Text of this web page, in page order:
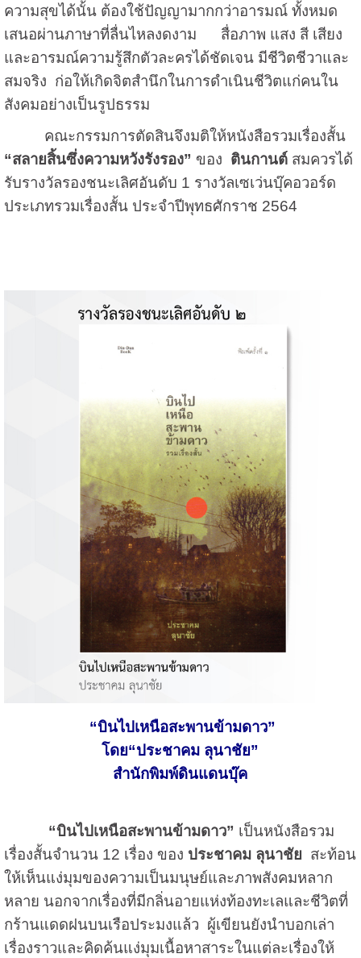
ความสุขได้นั้น ต้องใช้ปัญญามากกว่าอารมณ์ ทั้งหมด
เสนอผ่านภาษาที่ลื่นไหลงดงาม สื่อภาพ แสง สี เสียง
และอารมณ์ความรู้สึกตัวละครได้ชัดเจน มีชีวิตชีวาและ
สมจริง ก่อให้เกิดจิตสำนึกในการดำเนินชีวิตแก่คนใน
สังคมอย่างเป็นรูปธรรม
คณะกรรมการตัดสินจึงมติให้หนังสือรวมเรื่องสั้น
“สลายสิ้นซึ่งความหวังรังรอง” ของ ตินกานต์สมควรได้
รับรางวัลรองชนะเลิศอันดับ 1 รางวัลเซเว่นบุ๊คอวอร์ด
ประเภทรวมเรื่องสั้น ประจำปีพุทธศักราช 2564
“บินไปเหนือสะพานข้ามดาว”
โดย“ประชาคม ลุนาชัย”
สำนักพิมพ์ดินแดนบุ๊ค
“บินไปเหนือสะพานข้ามดาว” เป็นหนังสือรวม
เรื่องสั้นจำนวน 12 เรื่อง ของ ประชาคม ลุนาชัย สะท้อน
ให้เห็นแง่มุมของความเป็นมนุษย์และภาพสังคมหลาก
หลาย นอกจากเรื่องที่มีกลิ่นอายแห่งท้องทะเลและชีวิตที่
กร้านแดดฝนบนเรือประมงแล้ว ผู้เขียนยังนำบอกเล่า
เรื่องราวและคิดค้นแง่มุมเนื้อหาสาระในแต่ละเรื่องให้